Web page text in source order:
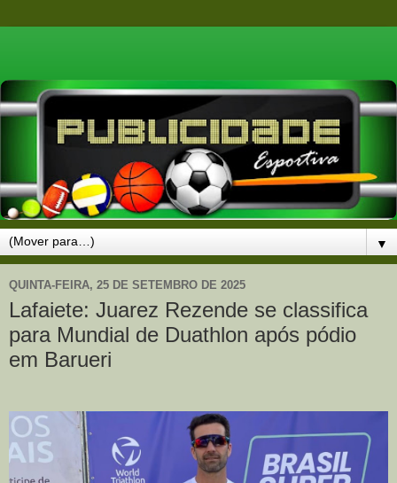
▼
QUINTA-FEIRA, 25 DE SETEMBRO DE 2025
Lafaiete: Juarez Rezende se classifica
para Mundial de Duathlon após pódio
em Barueri